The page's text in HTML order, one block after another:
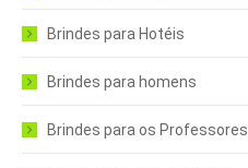
Brindes para Hotéis
Brindes para homens
Brindes para os Professores